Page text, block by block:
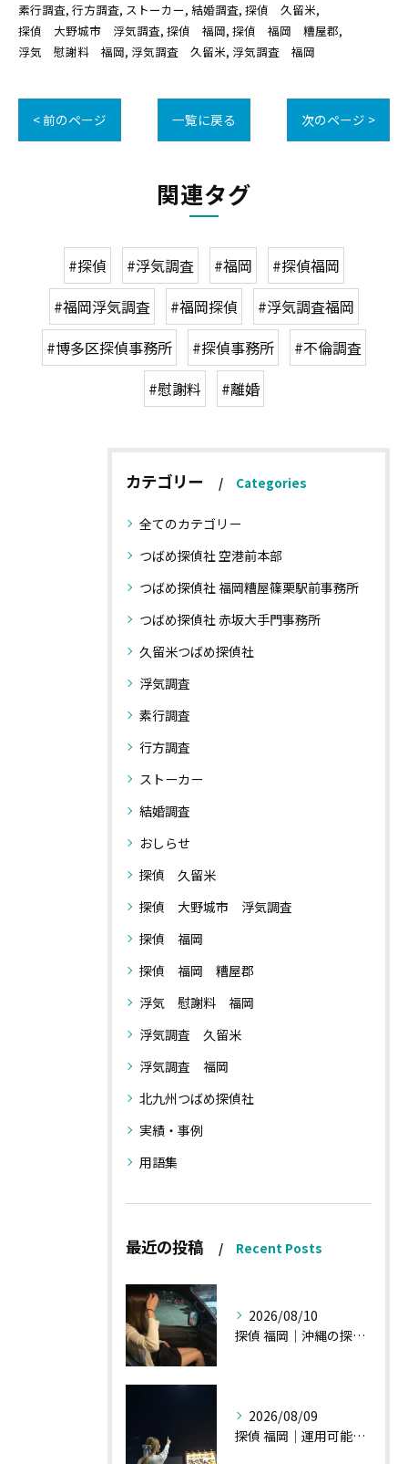
素行調査 行方調査 ストーカー 結婚調査 探偵 久留米
探偵 大野城市 浮気調査 探偵 福岡 探偵 福岡 糟屋郡
浮気 慰謝料 福岡 浮気調査 久留米 浮気調査 福岡
< 前のページ 一覧に戻る 次のページ >
関連タグ
#探偵 #浮気調査 #福岡
#探偵福岡
#福岡浮気調査
#福岡探偵
#浮気調査福岡
#博多区探偵事務所
#探偵事務所
#不倫調査
#慰謝料
#離婚
カテゴリー Categories
全てのカテゴリー
つばめ探偵社 空港前本部
つばめ探偵社 福岡糟屋篠栗駅前事務所
つばめ探偵社 赤坂大手門事務所
久留米つばめ探偵社
浮気調査
素行調査
行方調査
ストーカー
結婚調査
おしらせ
探偵 久留米
探偵 大野城市 浮気調査
探偵 福岡
探偵 福岡 糟屋郡
浮気 慰謝料 福岡
浮気調査 久留米
浮気調査 福岡
北九州つばめ探偵社
実績・事例
用語集
最近の投稿 Recent Posts
2026/08/10
探偵 福岡｜沖縄の探偵会社様のご投稿です
2026/08/09
探偵 福岡｜運用可能な報告書②